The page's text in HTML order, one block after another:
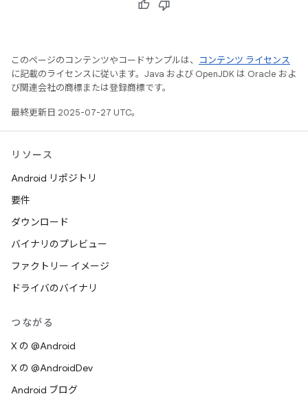
このページのコンテンツやコードサンプルは、
コンテンツ ライセンス
に記載のライセンスに従います。Java および OpenJDK は Oracle およ
び関連会社の商標または登録商標です。
最終更新日 2025-07-27 UTC。
リソース
Android リポジトリ
要件
ダウンロード
バイナリのプレビュー
ファクトリー イメージ
ドライバのバイナリ
つながる
X の @Android
X の @AndroidDev
Android ブログ